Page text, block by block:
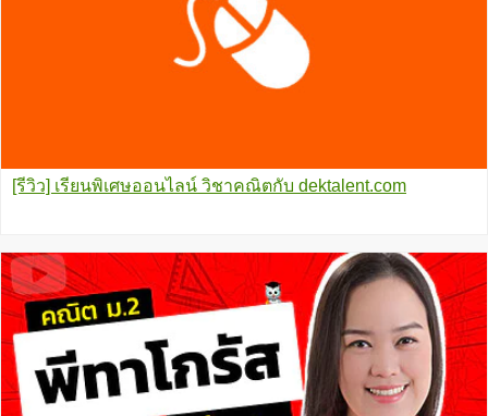
[รีวิว] เรียนพิเศษออนไลน์ วิชาคณิตกับ dektalent.com